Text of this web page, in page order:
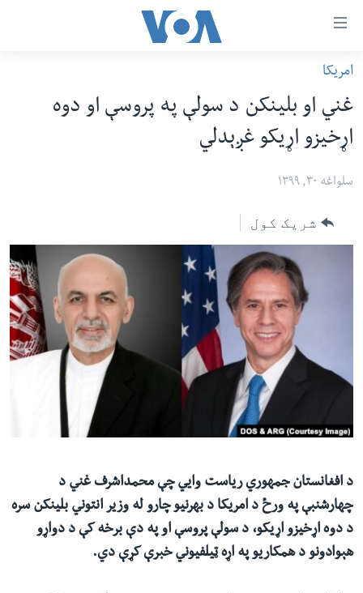
رسي
وړ
اتصالات
شئ
ځای
افغانستان
سیمه
امریکا
ښځې او نجونې
د بیان ازادي
سرمقاله
له مونږ سره په تماس کې پاتې شئ
ژبې
امریکا
غني او بلینکن د سولې په پروسې او دوه
اړخیزو اړیکو غږېدلي
سلواغه ۳۰, ۱۳۹۹
شریک کول
د افغانستان جمهوري ریاست وايي چې محمداشرف غني د
چهارشنبې په ورځ د امریکا د بهرنیو چارو له وزیر انتوني بلینکن سره
د دوه اړخیزو اړیکو، د سولې پروسې او په دې برخه کې د دواړو
هېوادونو د همکاریو په اړه ټیلفیوني خبرې کړې دي.